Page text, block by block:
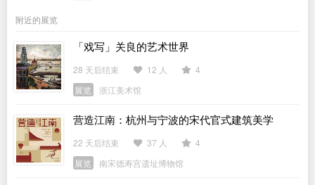
附近的展览
「戏写」关良的艺术世界
28 天后结束 12 人
4
展览
浙江美术馆
营造江南：杭州与宁波的宋代官式建筑美学
22 天后结束 37 人
4
展览
南宋德寿宫遗址博物馆